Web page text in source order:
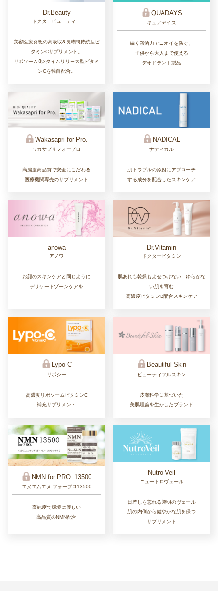
Dr.Beauty
ドクタービューティー
美容医療発想の高吸収&長時間持続型ビ
タミンCサプリメント。
リポソーム化×タイムリリース型ビタミ
ンCを独自配合。
QUADAYS
キュアデイズ
続く殺菌力でニオイを防ぐ、
子供から大人まで使える
デオドラント製品
Wakasapri for Pro.
ワカサプリフォープロ
高濃度高品質で安全にこだわる
医療機関専売のサプリメント
NADICAL
ナディカル
肌トラブルの原因にアプローチ
する成分を配合したスキンケア
anowa
アノワ
お顔のスキンケアと同じように
デリケートゾーンケアを
Dr.Vitamin
ドクタービタミン
肌あれも乾燥もよせつけない、ゆらがな
い肌を育む
高濃度ビタミンB配合スキンケア
Lypo-C
リポシー
高濃度リポソームビタミンC
補充サプリメント
Beautiful Skin
ビューティフルスキン
皮膚科学に基づいた
美肌理論を生かしたブランド
NMN for PRO. 13500
エヌエムエヌ フォープロ13500
高純度で環境に優しい
高品質のNMN配合
Nutro Veil
ニュートロヴェール
日差しを忘れる透明のヴェール
肌の内側から健やかな肌を保つ
サプリメント